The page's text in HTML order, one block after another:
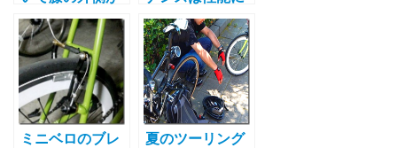
痛みの原因とそ
の対処方法とは
直結！ツーリン
グに行く前の整
備のコツ
ミニベロのブレ
夏のツーリング